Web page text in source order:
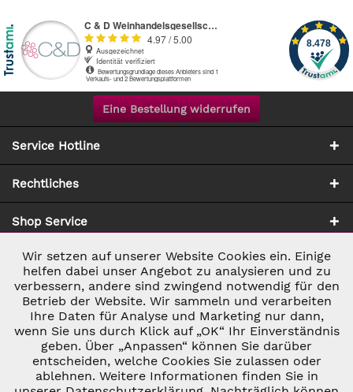
Eine Bestellung widerrufen
Service Hotline
Rechtliches
Shop Service
Zahlung & Versand
* ALLE PREISE INKL. GESETZL. UMSATZSTEUER ZZGL.
VERSANDKOSTEN
UND GGF. NACHNAHMEGEBÜHREN, WENN NICHT
Notwendig Aktiv
Marketing Inaktiv
Tracking Inaktiv
Wir setzen auf unserer Website Cookies ein. Einige
helfen dabei unser Angebot zu analysieren und zu
verbessern, andere sind zwingend notwendig für den
Betrieb der Website. Wir sammeln und verarbeiten
Ihre Daten für Analyse und Marketing nur dann,
wenn Sie uns durch Klick auf „OK“ Ihr Einverständnis
geben. Über „Anpassen“ können Sie darüber
entscheiden, welche Cookies Sie zulassen oder
ablehnen. Weitere Informationen finden Sie in